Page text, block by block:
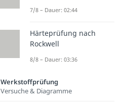
7/8 – Dauer: 02:44
Härteprüfung nach
Rockwell
8/8 – Dauer: 03:36
Werkstoffprüfung
Versuche & Diagramme